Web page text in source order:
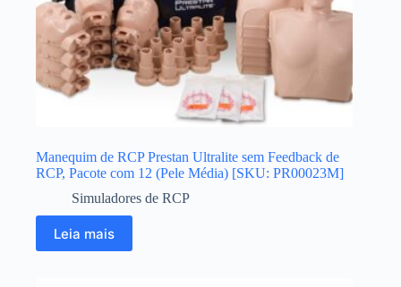
Manequim de RCP Prestan Ultralite sem Feedback de
RCP, Pacote com 12 (Pele Média) [SKU: PR00023M]
Simuladores de RCP
Leia mais